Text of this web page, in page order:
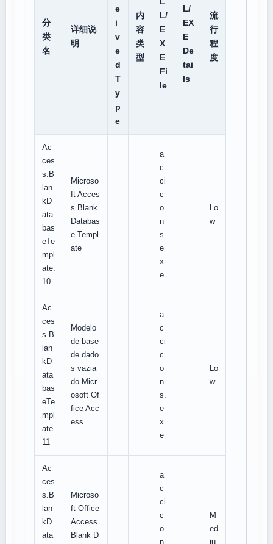
分
类
名
详细说
明
e
i
v
e
d
T
y
p
e
内
容
类
型
L/
E
X
E
Fi
le
L/
EX
E
De
tai
ls
流
行
程
度
Ac
ces
s.B
lan
kD
ata
bas
eTe
mpl
ate.
10
Microso
ft Acces
s Blank
Databas
e Templ
ate
a
c
ci
c
o
n
s.
e
x
e
Lo
w
Ac
ces
s.B
lan
kD
ata
bas
eTe
mpl
ate.
11
Modelo
de base
de dado
s vazia
do Micr
osoft Of
fice Acc
ess
a
c
ci
c
o
n
s.
e
x
e
Lo
w
Ac
ces
s.B
lan
kD
ata
Microso
ft Office
Access
Blank D
a
c
ci
c
o
n
M
ed
iu